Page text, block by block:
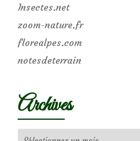
Insectes.net
zoom-nature.fr
florealpes.com
notesdeterrain
Archives